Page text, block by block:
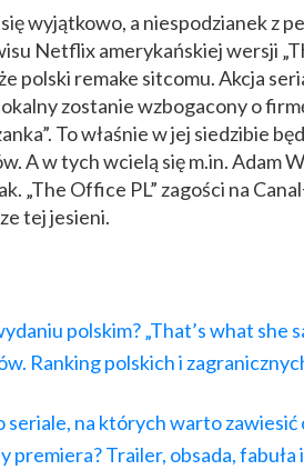
wyjątkowo, a niespodzianek z
Netflix amerykańskiej wersji
polski remake sitcomu. Akcja
zostanie wzbogacony o
To właśnie w jej siedzibie
A w tych wcielą się m.in. Adam
„The Office PL” zagości na
tej jesieni.
polskim? „That’s what she
Ranking polskich i
na których warto zawiesić
premiera? Trailer, obsada, fabuła